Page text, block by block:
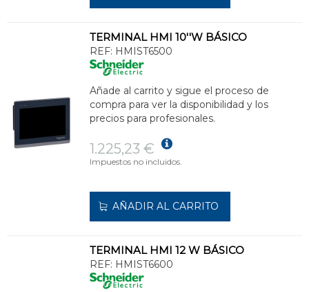
TERMINAL HMI 10''W BÁSICO
REF: HMIST6500
Añade al carrito y sigue el proceso de
compra para ver la disponibilidad y los
precios para profesionales.
1.225,23 €
Impuestos no incluidos.
AÑADIR AL CARRITO
TERMINAL HMI 12 W BÁSICO
REF: HMIST6600